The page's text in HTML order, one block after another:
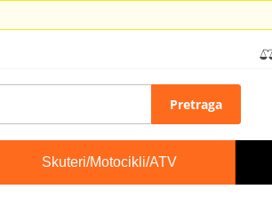
Pretraga
Skuteri/Motocikli/ATV